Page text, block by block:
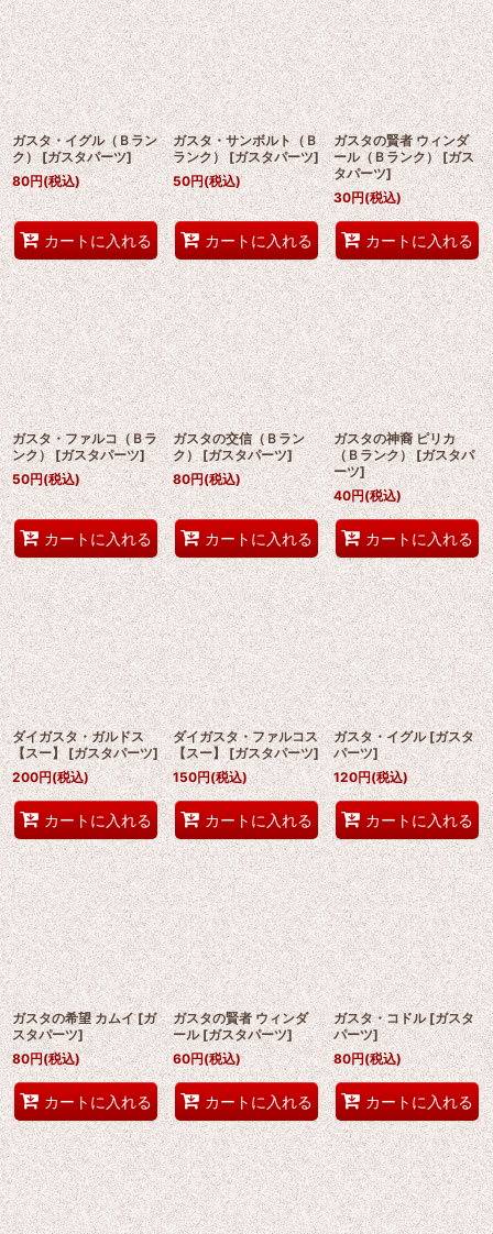
ガスタ・イグル（Ｂラン
ク） [ガスタパーツ]
80円(税込)
カートに入れる
ガスタ・サンボルト（Ｂ
ランク） [ガスタパーツ]
50円(税込)
カートに入れる
ガスタの賢者 ウィンダ
ール（Ｂランク） [ガス
タパーツ]
30円(税込)
カートに入れる
ガスタ・ファルコ（Ｂラ
ンク） [ガスタパーツ]
50円(税込)
カートに入れる
ガスタの交信（Ｂラン
ク） [ガスタパーツ]
80円(税込)
カートに入れる
ガスタの神裔 ピリカ
（Ｂランク） [ガスタパ
ーツ]
40円(税込)
カートに入れる
ダイガスタ・ガルドス
【スー】 [ガスタパーツ]
200円(税込)
カートに入れる
ダイガスタ・ファルコス
【スー】 [ガスタパーツ]
150円(税込)
カートに入れる
ガスタ・イグル [ガスタ
パーツ]
120円(税込)
カートに入れる
ガスタの希望 カムイ [ガ
スタパーツ]
80円(税込)
カートに入れる
ガスタの賢者 ウィンダ
ール [ガスタパーツ]
60円(税込)
カートに入れる
ガスタ・コドル [ガスタ
パーツ]
80円(税込)
カートに入れる